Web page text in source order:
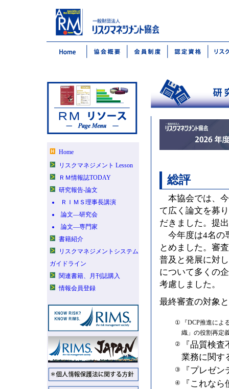
Home
リスクマネジメント Lesson
ＲＭ情報誌TODAY
研究報告-論文
ＲＩＭＳ理事長講演
論文―研究会
論文―専門家
書籍紹介
リスクマネジメントシステム
ガイドライン
関連書籍、月刊誌購入
情報会員登録
総評
本協会では、
て広く論文を募
だきました。提
今年度は4名の
とめました。審
普及と発展に対
について多くの
考慮しました。
最終審査の対象
①
『DCP推進に
織」の役割再定
②
『品質検
業務に関す
③ 『プレゼ
④
『これな